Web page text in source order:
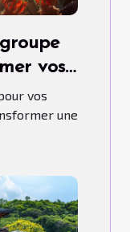
vos
vos
une